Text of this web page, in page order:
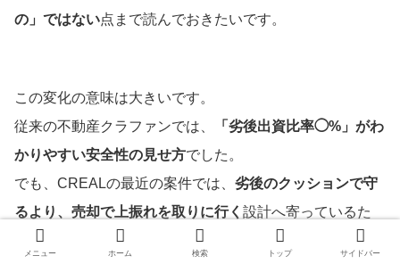
の」ではない点まで読んでおきたいです。
この変化の意味は大きいです。
従来の不動産クラファンでは、
「劣後出資比率◯%」がわ
かりやすい安全性の見せ方でした。
でも、CREALの最近の案件では、 劣後のクッションで守
るより、売却で上振れを取りに行く 設計へ寄っているた
め、投資家は
物件の出口、借入条件、売却時の相手方をよ
メニュー ホーム 検索 トップ サイドバー